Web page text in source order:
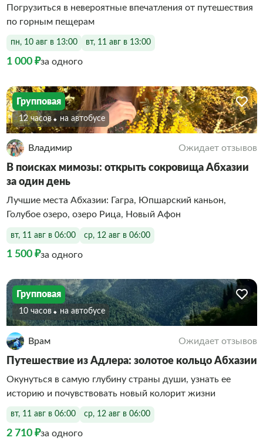
Погрузиться в невероятные впечатления от путешествия
по горным пещерам
пн, 10 авг в 13:00 вт, 11 авг в 13:00
1 000 ₽за одного
Групповая
12 часов На автобусе
Владимир Ожидает отзывов
В поисках мимозы: открыть сокровища Абхазии
за один день
Лучшие места Абхазии: Гагра, Юпшарский каньон,
Голубое озеро, озеро Рица, Новый Афон
вт, 11 авг в 06:00 ср, 12 авг в 06:00
1 500 ₽за одного
Групповая
10 часов На автобусе
Врам Ожидает отзывов
Путешествие из Адлера: золотое кольцо Абхазии
Окунуться в самую глубину страны души, узнать ее
историю и почувствовать новый колорит жизни
вт, 11 авг в 06:00 ср, 12 авг в 06:00
2 710 ₽за одного